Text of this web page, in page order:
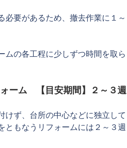
必要があるため、撤去作業に１～
ムの各工程に少しずつ時間を取ら
ーム　【目安期間】２～３週
けず、台所の中心などに独立して
ともなうリフォームには２～３週